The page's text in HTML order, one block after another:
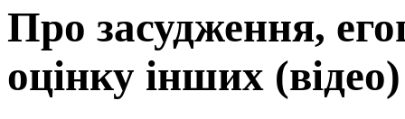
Про засудження,
оцінку інших (відео)